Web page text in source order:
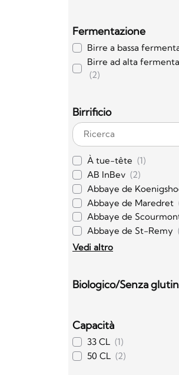
Fermentazione
Birre a bassa
Birre ad alta
(2)
Birrificio
À tue-tête (1)
AB InBev (2)
Abbaye de
Abbaye de Maredret
Abbaye de
Abbaye de St-Remy
Vedi altro
Biologico/Senza
Capacità
33 CL (1)
50 CL (2)